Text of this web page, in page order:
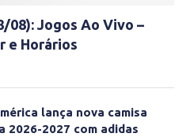
08): Jogos Ao Vivo –
e Horários
lança nova camisa
2026-2027 com adidas